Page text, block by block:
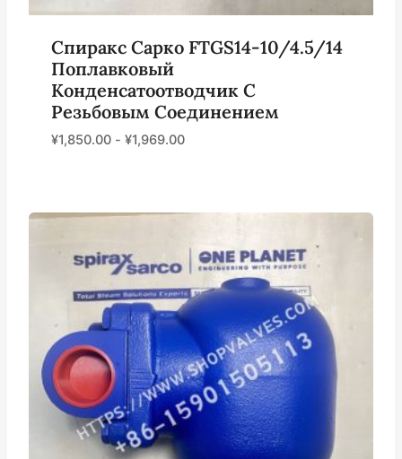
Спиракс Сарко FTGS14-10/4.5/14
Поплавковый
Конденсатоотводчик С
Резьбовым Соединением
¥1,850.00- ¥1,969.00